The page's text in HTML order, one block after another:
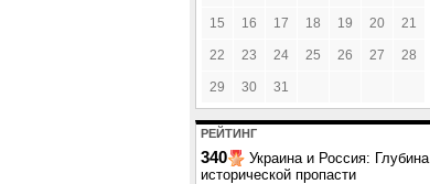
15 16 17 18 19 20 21
22 23 24 25 26 27 28
29 30 31
РЕЙТИНГ
340
Украина и Россия: Глубина
исторической пропасти